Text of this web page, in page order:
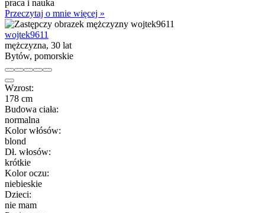
praca i nauka
Przeczytaj o mnie więcej »
wojtek9611
mężczyzna, 30 lat
Bytów, pomorskie
Wzrost:
178 cm
Budowa ciała:
normalna
Kolor włósów:
blond
Dł. włosów:
krótkie
Kolor oczu:
niebieskie
Dzieci:
nie mam